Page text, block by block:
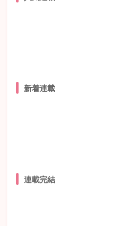
新着連載
連載完結